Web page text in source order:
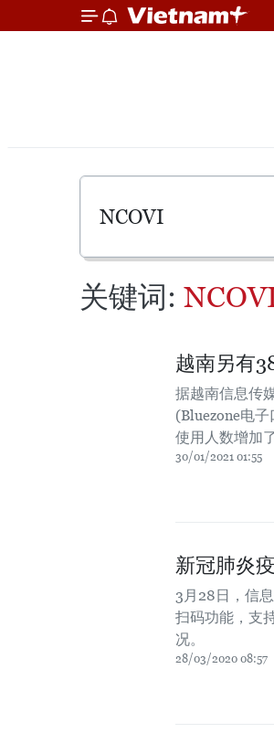
关键词:
越南另有
据越南信息传
(Bluezone电
使用人数增加
30/01/2021 01:55
新冠肺炎
3月28日，信
扫码功能，支
况。
28/03/2020 08:57